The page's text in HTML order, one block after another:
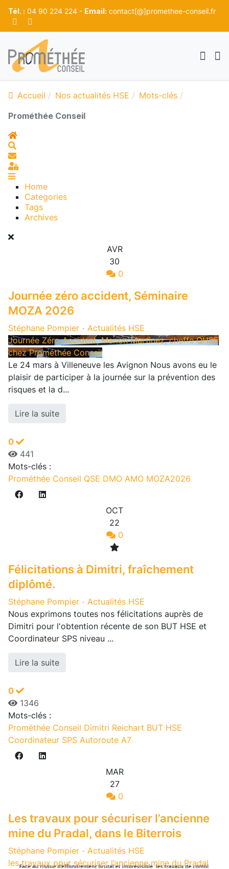
Tél. : 04 90 224 224 - Email: contact[@]promethee-conseil.fr
Accueil Nos actualités HSE
Mots-clés
Prométhée Conseil
Home
S'abonner au blog
Sign In
Home
Categories
Tags
Archives
AVR
30
0
Journée zéro accident, Séminaire
MOZA 2026
Stéphane Pompier
Actualités HSE
Journée Zéro Accident, Marion Martinez, cheffe QHSE
chez Prométhée Conseil
Le 24 mars à Villeneuve les Avignon Nous avons eu le
plaisir de participer à la journée sur la prévention des
risques et la d...
Lire la suite
0
441
Mots-clés :
Prométhée Conseil QSE DMO AMO MOZA2026
OCT
22
0
Félicitations à Dimitri, fraîchement
diplômé.
Stéphane Pompier
Actualités HSE
Nous exprimons toutes nos félicitations auprès de
Dimitri pour l'obtention récente de son BUT HSE et
Coordinateur SPS niveau ...
Lire la suite
0
1346
Mots-clés :
Prométhée Conseil Dimitri Reichart BUT HSE
Coordinateur SPS Autoroute A7
MAR
27
0
Les travaux pour sécuriser l’ancienne
mine du Pradal, dans le Biterrois
Stéphane Pompier
Actualités HSE
les travaux pour sécuriser l’ancienne mine du Pradal